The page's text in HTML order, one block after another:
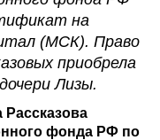
на
(МСК). Право
приобрела
Лизы.
Рассказова
фонда РФ по